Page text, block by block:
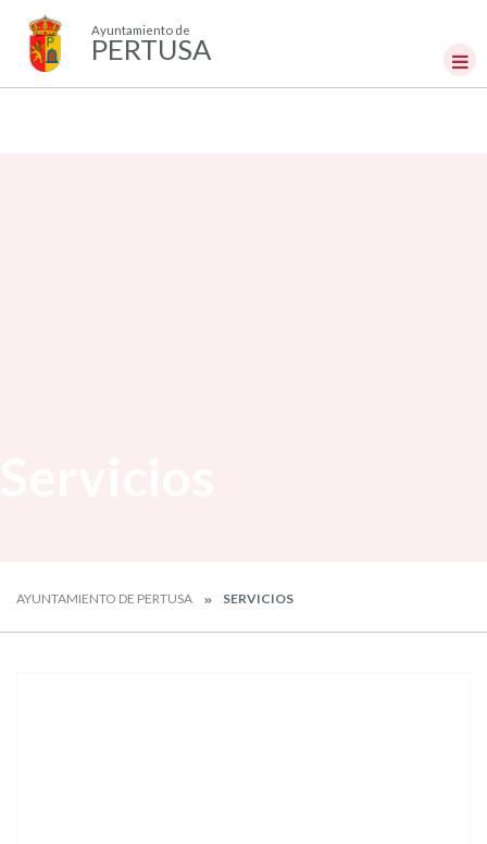
Ayuntamiento de
PERTUSA
AYUNTAMIENTO DE PERTUSA SERVICIOS